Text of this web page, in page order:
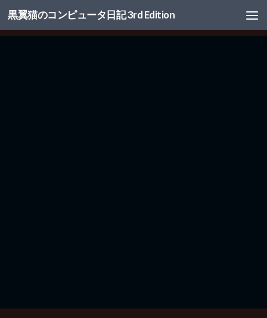
コンテンツへスキップ
黒翼猫のコンピュータ日記 3rd Edition